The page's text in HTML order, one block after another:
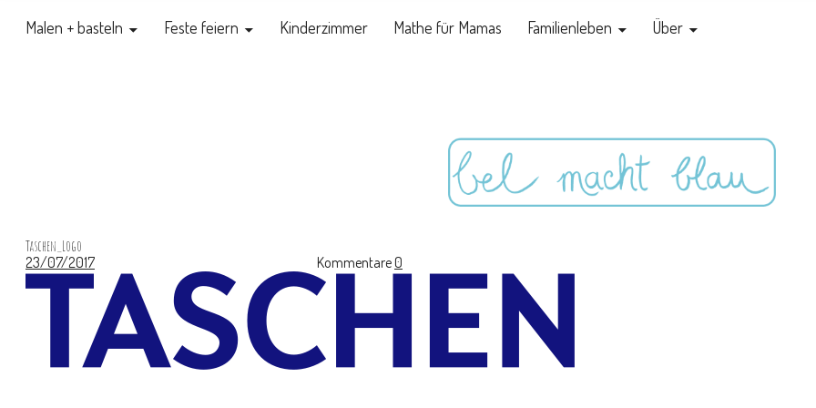
Malen + basteln Feste feiern Kinderzimmer Mathe für Mamas Familienleben Über
Taschen_Logo
23/07/2017
Kommentare0